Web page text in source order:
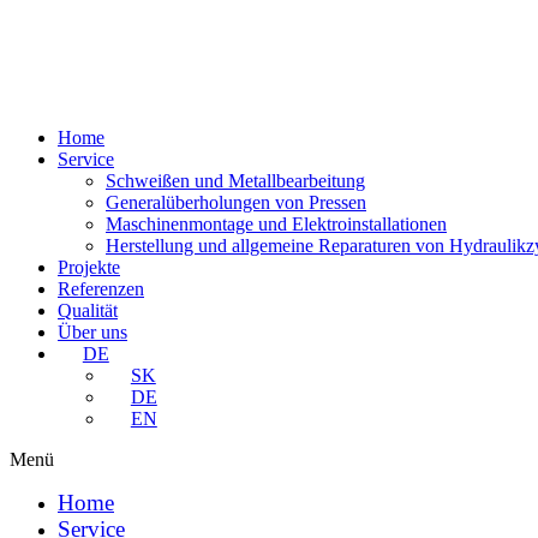
Home
Service
Schweißen und Metallbearbeitung
Generalüberholungen von Pressen
Maschinenmontage und Elektroinstallationen
Herstellung und allgemeine Reparaturen von
Projekte
Referenzen
Qualität
Über uns
DE
SK
DE
EN
Menü
Home
Service